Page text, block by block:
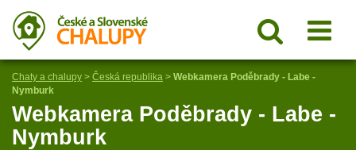
Chaty a chalupy > Česká republika > Webkamera Poděbrady - Labe -
Nymburk
Webkamera Poděbrady - Labe -
Nymburk